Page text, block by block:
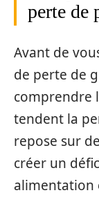
perte de
Avant de
de perte de
comprendre
tendent la
repose sur
créer un
alimentation